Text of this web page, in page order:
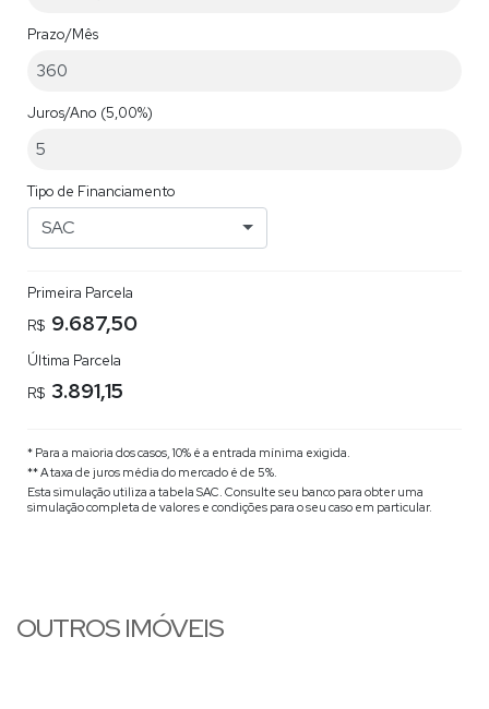
Prazo/Mês
Juros/Ano (5,00%)
Tipo de Financiamento
SAC
Primeira Parcela
R$ 9.687,50
Última Parcela
R$ 3.891,15
* Para a maioria dos casos, 10% é a entrada mínima exigida.
** A taxa de juros média do mercado é de 5%.
Esta simulação utiliza a tabela SAC. Consulte seu banco para obter uma
simulação completa de valores e condições para o seu caso em particular.
OUTROS IMÓVEIS